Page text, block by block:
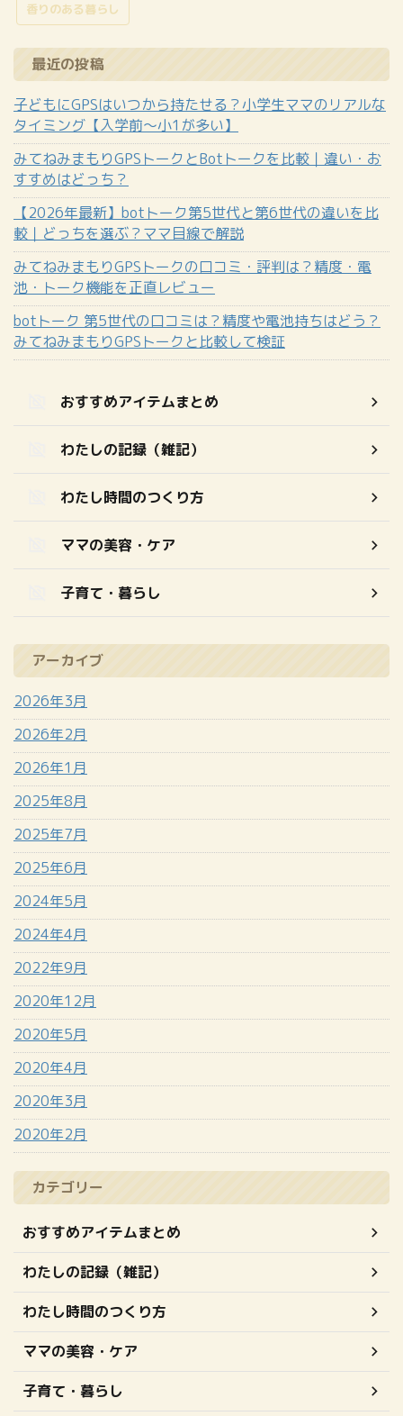
香りのある暮らし
最近の投稿
子どもにGPSはいつから持たせる？小学生ママのリアルな
タイミング【入学前〜小1が多い】
みてねみまもりGPSトークとBotトークを比較｜違い・お
すすめはどっち？
【2026年最新】botトーク第5世代と第6世代の違いを比
較｜どっちを選ぶ？ママ目線で解説
みてねみまもりGPSトークの口コミ・評判は？精度・電
池・トーク機能を正直レビュー
botトーク 第5世代の口コミは？精度や電池持ちはどう？
みてねみまもりGPSトークと比較して検証
おすすめアイテムまとめ
わたしの記録（雑記）
わたし時間のつくり方
ママの美容・ケア
子育て・暮らし
アーカイブ
2026年3月
2026年2月
2026年1月
2025年8月
2025年7月
2025年6月
2024年5月
2024年4月
2022年9月
2020年12月
2020年5月
2020年4月
2020年3月
2020年2月
カテゴリー
おすすめアイテムまとめ
わたしの記録（雑記）
わたし時間のつくり方
ママの美容・ケア
子育て・暮らし